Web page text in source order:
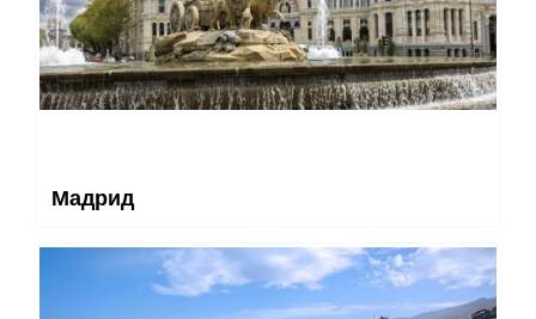
Мадрид